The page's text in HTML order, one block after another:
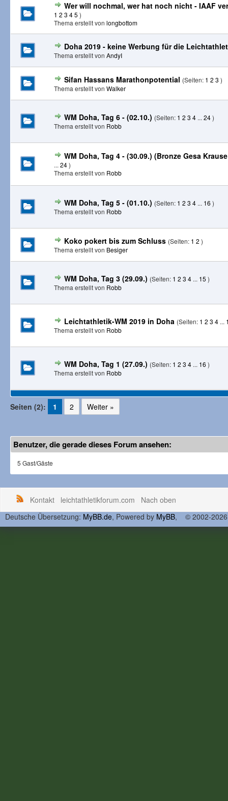
Wer will nochmal, wer hat noch nicht - IAAF
1 2 3 45 )
Thema erstellt von longbottom
Doha 2019 - keine Werbung für die
Thema erstellt von AndyI
Sifan Hassans Marathonpotential (Seiten: 1 2 3 )
Thema erstellt von Walker
WM Doha, Tag 6 - (02.10.) (Seiten: 1 2 3 4 ... 24)
Thema erstellt von Robb
WM Doha, Tag 4 - (30.09.) (Bronze Gesa
... 24)
Thema erstellt von Robb
WM Doha, Tag 5 - (01.10.) (Seiten: 1 2 3 4 ... 16 )
Thema erstellt von Robb
Koko pokert bis zum Schluss (Seiten: 1 2 )
Thema erstellt von Besiger
WM Doha, Tag 3 (29.09.) (Seiten: 1 2 3 4 ... 15 )
Thema erstellt von Robb
Leichtathletik-WM 2019 in Doha (Seiten: 1 2 3 4 ...
Thema erstellt von Robb
WM Doha, Tag 1 (27.09.) (Seiten: 1 2 3 4 ... 16 )
Thema erstellt von Robb
Seiten (2): 1 2 Weiter »
Benutzer, die gerade dieses Forum ansehen:
5 Gast/Gäste
Kontakt leichtathletikforum.com
Nach oben
Deutsche Übersetzung: MyBB.de, Powered by MyBB, © 2002-